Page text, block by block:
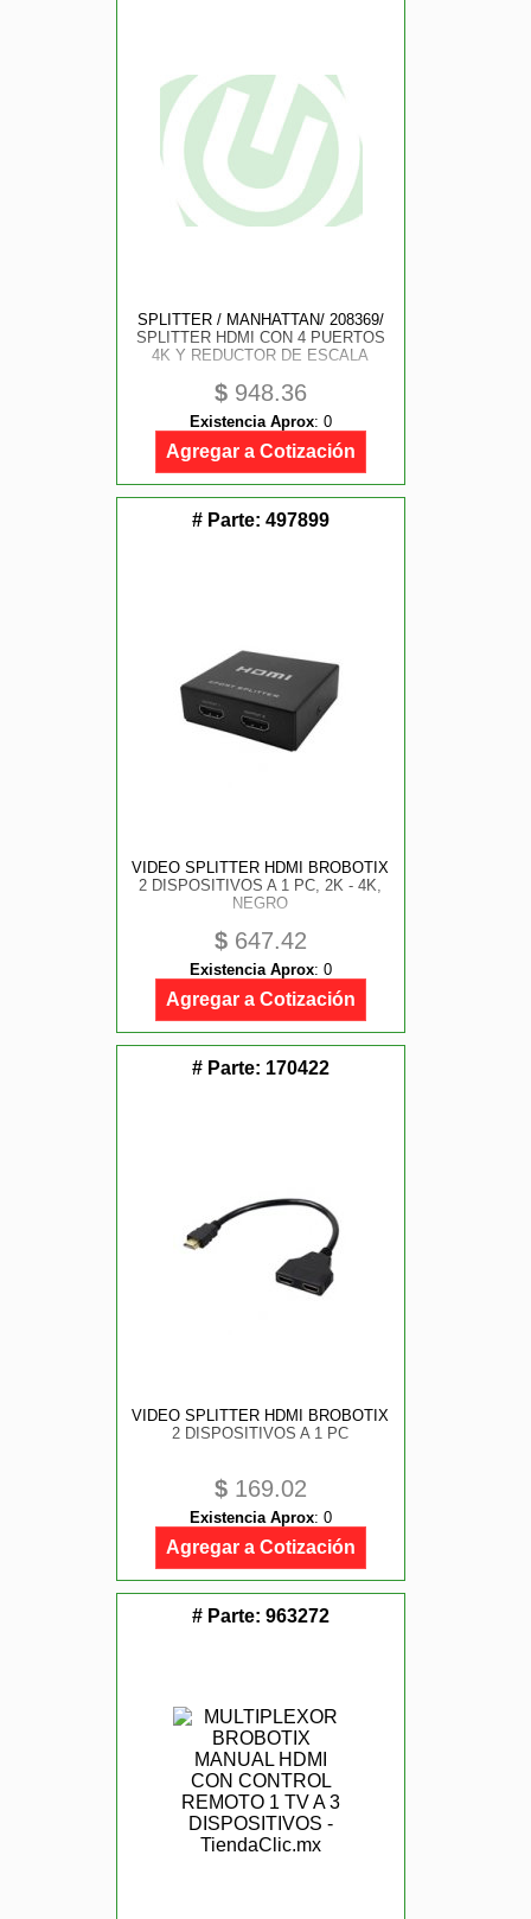
SPLITTER / MANHATTAN/ 208369/
SPLITTER HDMI CON 4 PUERTOS
4K Y REDUCTOR DE ESCALA
$ 948.36
Existencia Aprox: 0
Agregar a Cotización
# Parte: 497899
VIDEO SPLITTER HDMI BROBOTIX
2 DISPOSITIVOS A 1 PC, 2K - 4K,
NEGRO
$ 647.42
Existencia Aprox: 0
Agregar a Cotización
# Parte: 170422
VIDEO SPLITTER HDMI BROBOTIX
2 DISPOSITIVOS A 1 PC
$ 169.02
Existencia Aprox: 0
Agregar a Cotización
# Parte: 963272